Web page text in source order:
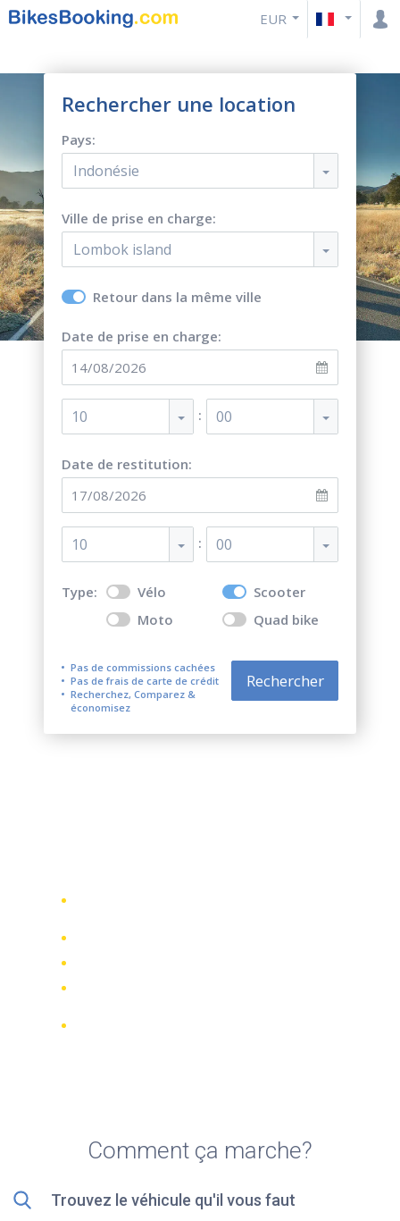
EUR
Rechercher une location
Pays:
Indonésie
Ville de prise en charge:
Lombok island
Retour dans la même ville
Date de prise en charge:
10 : 00
Date de restitution:
10 : 00
Type: Vélo
Scooter
Moto
Quad bike
Pas de commissions cachées
Pas de frais de carte de crédit
Recherchez, Comparez &
économisez
Rechercher
Comment ça marche?
Trouvez le véhicule qu'il vous faut